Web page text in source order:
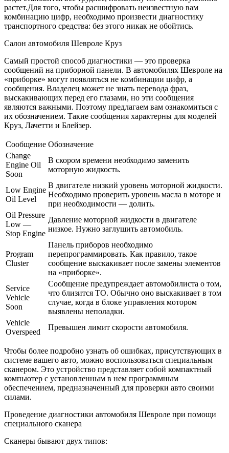
растет.Для того, чтобы расшифровать неизвестную вам
комбинацию цифр, необходимо произвести диагностику
транспортного средства: без этого никак не обойтись.
Салон автомобиля Шевроле Круз
Самый простой способ диагностики — это проверка
сообщений на приборной панели. В автомобилях Шевроле на
«приборке» могут появляться не комбинации цифр, а
сообщения. Владелец может не знать перевода фраз,
выскакивающих перед его глазами, но эти сообщения
являются важными. Поэтому предлагаем вам ознакомиться с
их обозначением. Такие сообщения характерны для моделей
Круз, Лачетти и Блейзер.
Сообщение Обозначение
Change
Engine Oil
Soon
В скором времени необходимо заменить
моторную жидкость.
Low Engine
Oil Level
В двигателе низкий уровень моторной жидкости.
Необходимо проверить уровень масла в моторе и
при необходимости — долить.
Oil Pressure
Low —
Stop Engine
Давление моторной жидкости в двигателе
низкое. Нужно заглушить автомобиль.
Program
Cluster
Панель приборов необходимо
перепрограммировать. Как правило, такое
сообщение выскакивает после замены элементов
на «приборке».
Service
Vehicle
Soon
Сообщение предупреждает автомобилиста о том,
что близится ТО. Обычно оно выскакивает в том
случае, когда в блоке управления мотором
выявлены неполадки.
Vehicle
Overspeed
Превышен лимит скорости автомобиля.
Чтобы более подробно узнать об ошибках, присутствующих в
системе вашего авто, можно воспользоваться специальным
сканером. Это устройство представляет собой компактный
компьютер с установленным в нем программным
обеспечением, предназначенный для проверки авто своими
силами.
Проведение диагностики автомобиля Шевроле при помощи
специального сканера
Сканеры бывают двух типов: